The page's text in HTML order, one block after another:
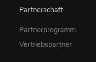
Partnerschaft
Partnerprogramm
Vertriebspartner